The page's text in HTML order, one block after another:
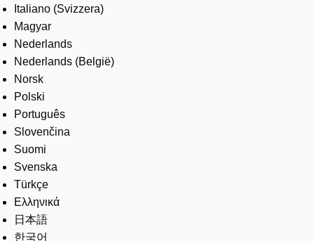
Italiano (Svizzera)
Magyar
Nederlands
Nederlands (België)
Norsk
Polski
Português
Slovenčina
Suomi
Svenska
Türkçe
Ελληνικά
日本語
한국어